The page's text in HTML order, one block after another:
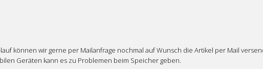
können wir gerne per Mailanfrage nochmal auf Wunsch die Artikel per Mail
Geräten kann es zu Problemen beim Speicher geben.